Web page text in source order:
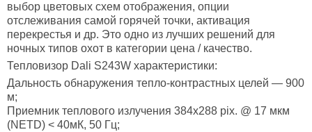
выбор цветовых схем отображения, опции
отслеживания самой горячей точки, активация
перекрестья и др. Это одно из лучших решений для
ночных типов охот в категории цена / качество.
Тепловизор Dali S243W характеристики:
Дальность обнаружения тепло-контрастных целей — 900
м;
Приемник теплового излучения 384x288 pix. @ 17 мкм
(NETD) < 40мК, 50 Гц;